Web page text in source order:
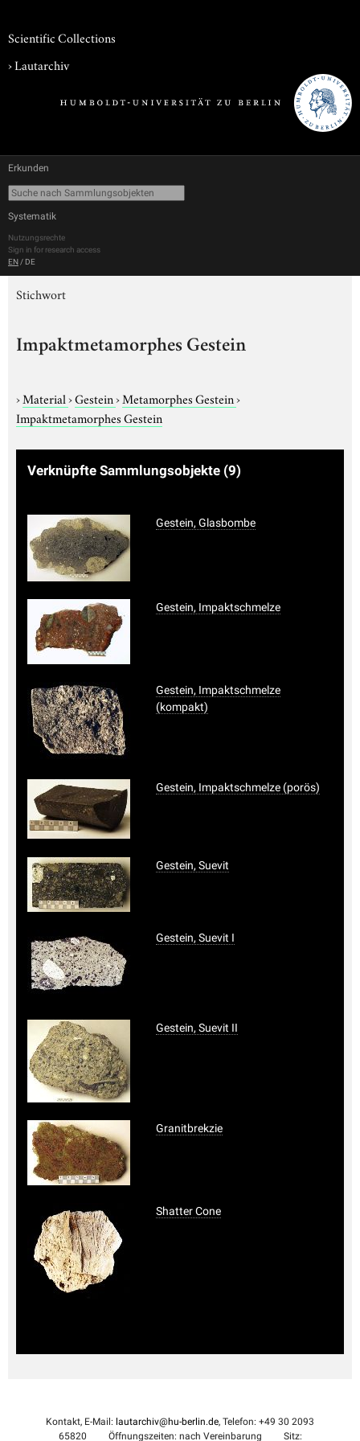
Scientific Collections
›Lautarchiv
Erkunden
Systematik
Nutzungsrechte
Sign in for research access
EN / DE
Stichwort
Impaktmetamorphes Gestein
›Material›Gestein›Metamorphes Gestein›
Impaktmetamorphes Gestein
Verknüpfte Sammlungsobjekte (9)
Gestein, Glasbombe
Gestein, Impaktschmelze
Gestein, Impaktschmelze
(kompakt)
Gestein, Impaktschmelze (porös)
Gestein, Suevit
Gestein, Suevit I
Gestein, Suevit II
Granitbrekzie
Shatter Cone
Kontakt, E-Mail: lautarchiv@hu-berlin.de, Telefon: +49 30 2093
65820
Öffnungszeiten: nach Vereinbarung Sitz: